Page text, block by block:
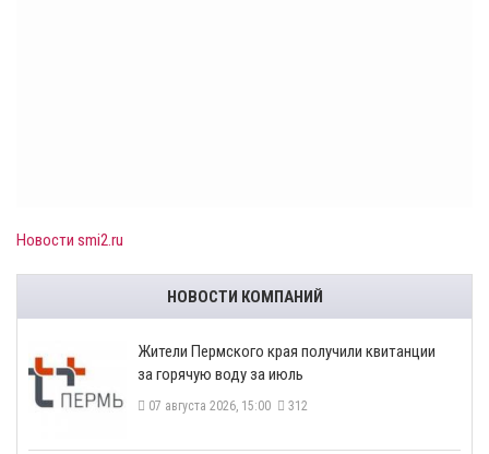
Новости smi2.ru
НОВОСТИ КОМПАНИЙ
​Жители Пермского края получили квитанции
за горячую воду за июль
07 августа 2026, 15:00 312